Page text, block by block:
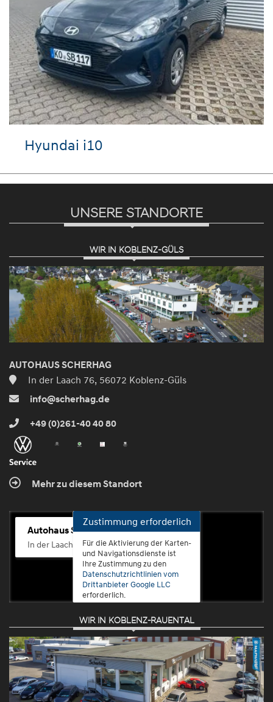
Hyundai i10
UNSERE STANDORTE
WIR IN KOBLENZ-GÜLS
AUTOHAUS SCHERHAG
In der Laach 76, 56072 Koblenz-Güls
info@scherhag.de
+49 (0)261-40 40 80
Mehr zu diesem Standort
Autohaus Scherhag
In der Laach 76, 56072 Koblenz-Güls
Zustimmung erforderlich
Für die Aktivierung der Karten-
und Navigationsdienste ist
Ihre Zustimmung zu den
Datenschutzrichtlinien vom
Drittanbieter Google LLC
erforderlich.
Zustimmen
und
aktivieren
WIR IN KOBLENZ-RAUENTAL